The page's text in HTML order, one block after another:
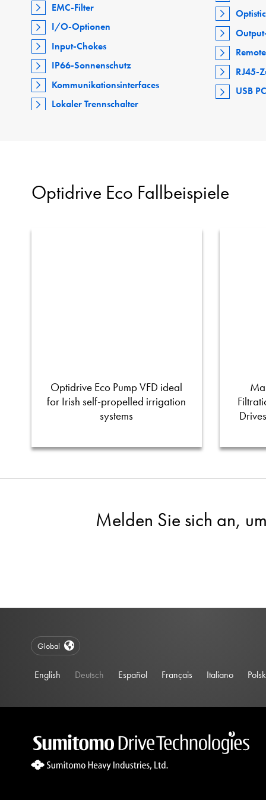
EMC-Filter
I/O-Optionen
Input-Chokes
IP66-Sonnenschutz
Kommunikationsinterfaces
Lokaler Trennschalter
RJ45-
USB
Optidrive Eco Fallbeispiele
Optidrive Eco Pump VFD ideal
for Irish self-propelled irrigation
systems
Melden Sie sich an,
Global
English Deutsch Español Français Italiano